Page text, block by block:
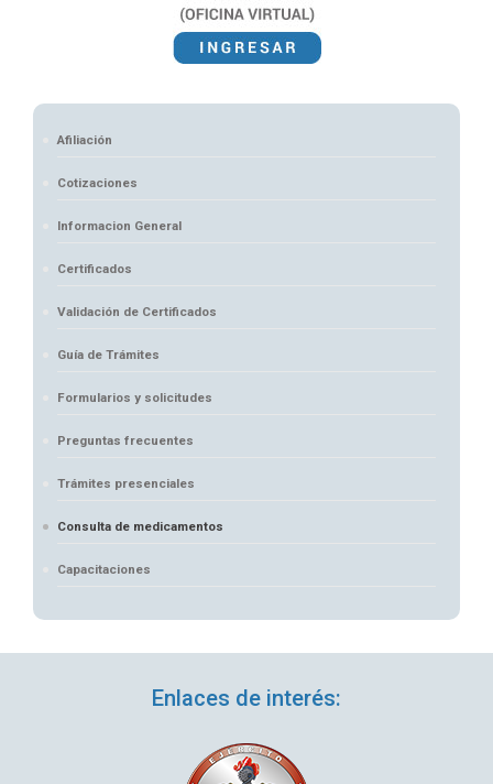
Afiliación
Cotizaciones
Informacion General
Certificados
Validación de Certificados
Guía de Trámites
Formularios y solicitudes
Preguntas frecuentes
Trámites presenciales
Consulta de medicamentos
Capacitaciones
Enlaces de interés: